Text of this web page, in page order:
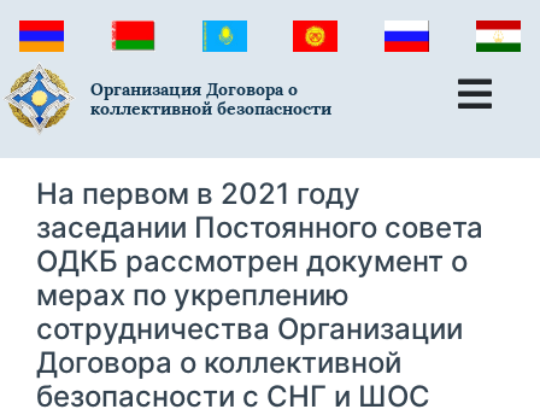
Организация Договора о
коллективной безопасности
На первом в 2021 году
заседании Постоянного совета
ОДКБ рассмотрен документ о
мерах по укреплению
сотрудничества Организации
Договора о коллективной
безопасности с СНГ и ШОС